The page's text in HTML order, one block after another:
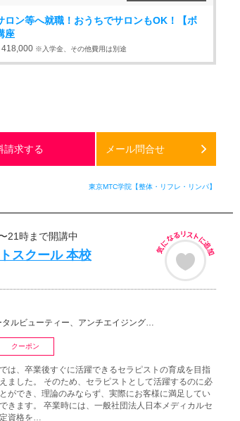
ロン等へ就職！おうちでサロンもOK！【ボ
座
418,000 ※入学金、その他費用は別途
請求する メール問合せ
東京MTC学院【整体・リフレ・リンパ】
21時まで開講中
スクール 本校
ジング、セラピスト、リンパドレナージュ・リンパマッサージ、アロマ、…
クーポン
は、卒業後すぐに活躍できるセラピストの育成を目指
ました。 そのため、セラピストとして活躍するのに必
ができ、理論のみならず、実際にお客様に満足してい
きます。 卒業時には、一般社団法人日本メディカルセ
資格を…